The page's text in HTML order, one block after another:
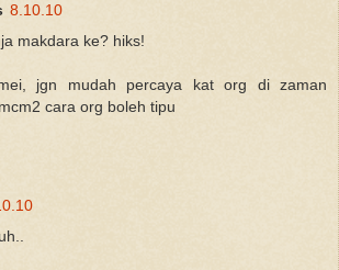
8.10.10
makdara ke? hiks!
jgn mudah percaya kat org di zaman
cara org boleh tipu